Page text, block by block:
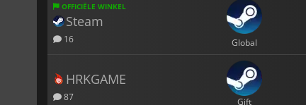
OFFICIËLE WINKEL
Steam
16 Global
HRKGAME
87
Gift